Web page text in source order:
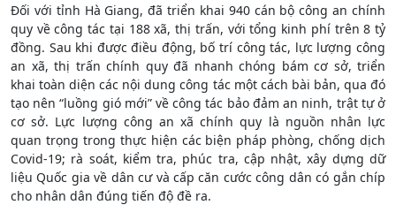
Đối với tỉnh Hà Giang, đã triển khai 940 cán bộ công an chính
quy về công tác tại 188 xã, thị trấn, với tổng kinh phí trên 8 tỷ
đồng. Sau khi được điều động, bố trí công tác, lực lượng công
an xã, thị trấn chính quy đã nhanh chóng bám cơ sở, triển
khai toàn diện các nội dung công tác một cách bài bản, qua đó
tạo nên “luồng gió mới” về công tác bảo đảm an ninh, trật tự ở
cơ sở. Lực lượng công an xã chính quy là nguồn nhân lực
quan trọng trong thực hiện các biện pháp phòng, chống dịch
Covid-19; rà soát, kiểm tra, phúc tra, cập nhật, xây dựng dữ
liệu Quốc gia về dân cư và cấp căn cước công dân có gắn chíp
cho nhân dân đúng tiến độ đề ra.